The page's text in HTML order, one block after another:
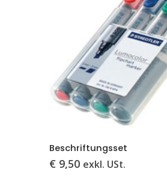
Beschriftungsset
€ 9,50 exkl. USt.